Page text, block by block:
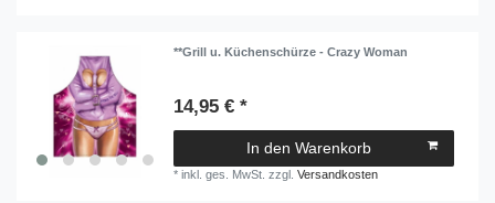
**Grill u. Küchenschürze - Crazy Woman
14,95 € *
In den Warenkorb
*inkl. ges. MwSt. zzgl.Versandkosten